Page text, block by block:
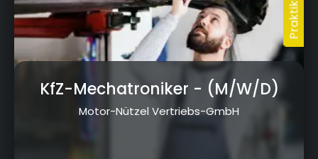
KfZ-Mechatroniker - (M/W/D)
Motor-Nützel Vertriebs-GmbH